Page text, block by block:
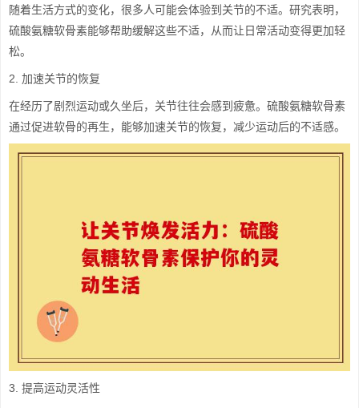
随着生活方式的变化，很多人可能会体验到关节的不适。研究表明，
硫酸氨糖软骨素能够帮助缓解这些不适，从而让日常活动变得更加轻
松。
2. 加速关节的恢复
在经历了剧烈运动或久坐后，关节往往会感到疲惫。硫酸氨糖软骨素
通过促进软骨的再生，能够加速关节的恢复，减少运动后的不适感。
3. 提高运动灵活性